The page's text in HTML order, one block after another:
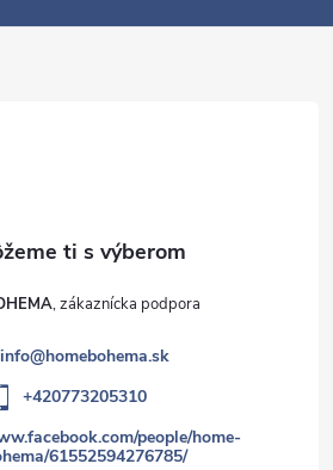
info@homebohema.sk
+420773205310
people/home-
61552594276785/